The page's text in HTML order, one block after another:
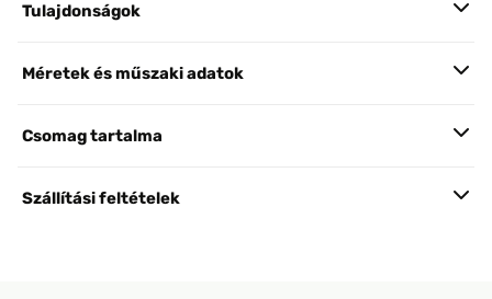
Tulajdonságok
Méretek és műszaki adatok
Csomag tartalma
Szállítási feltételek